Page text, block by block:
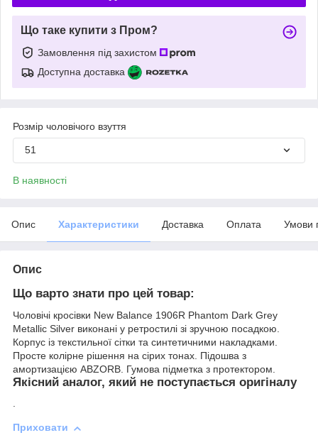
Що таке купити з Пром?
Замовлення під захистом
Доступна доставка
Розмір чоловічого взуття
51
В наявності
Опис Характеристики Доставка Оплата Умови
Опис
Що варто знати про цей товар:
Чоловічі кросівки New Balance 1906R Phantom Dark Grey
Metallic Silver виконані у ретростилі зі зручною посадкою.
Корпус із текстильної сітки та синтетичними накладками.
Просте колірне рішення на сірих тонах. Підошва з
амортизацією ABZORB. Гумова підметка з протектором.
Якісний аналог, який не поступається оригіналу
.
Приховати